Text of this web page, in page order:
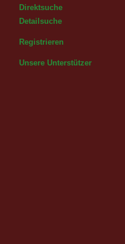
Direktsuche
Detailsuche
Registrieren
Unsere Unterstützer